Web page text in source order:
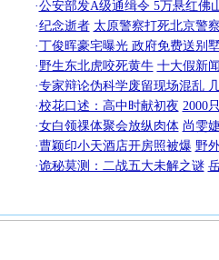
·公安部发A级通缉令 5万悬红佛
·纪念逝者 太原警察打死北京警
·丁俊晖豪宅曝光 政府免费送别
·野生东北虎咬死黄牛 十大假新
·专家辩论伪科学废留现场混乱
·校花口述：高中时献初夜 2000
·女白领祼体聚会放纵肉体 尚雯
·曹颖印小天酒店开房照被爆 野
·诡秘莫测：二战五大未解之谜